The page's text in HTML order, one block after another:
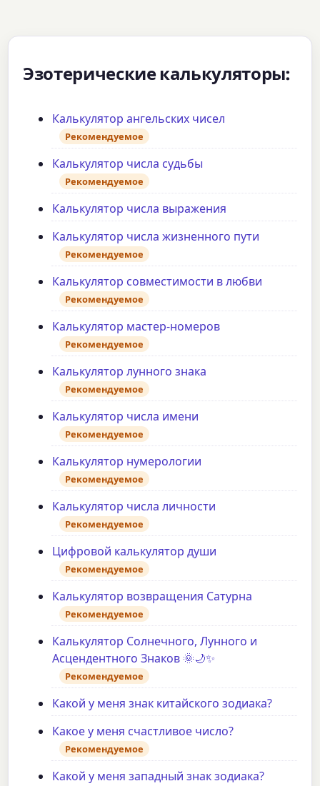
Эзотерические калькуляторы:
Калькулятор ангельских чисел
Рекомендуемое
Калькулятор числа судьбы
Рекомендуемое
Калькулятор числа выражения
Калькулятор числа жизненного пути
Рекомендуемое
Калькулятор совместимости в любви
Рекомендуемое
Калькулятор мастер-номеров
Рекомендуемое
Калькулятор лунного знака
Рекомендуемое
Калькулятор числа имени
Рекомендуемое
Калькулятор нумерологии
Рекомендуемое
Калькулятор числа личности
Рекомендуемое
Цифровой калькулятор души
Рекомендуемое
Калькулятор возвращения Сатурна
Рекомендуемое
Калькулятор Солнечного, Лунного и
Асцендентного Знаков 🌞🌙✨
Рекомендуемое
Какой у меня знак китайского зодиака?
Какое у меня счастливое число?
Рекомендуемое
Какой у меня западный знак зодиака?